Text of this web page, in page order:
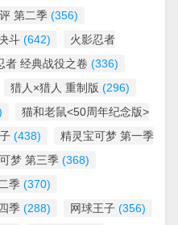
第二季 (356)
斗 (642)
火影忍者
者 经典战役之卷 (336)
猎人×猎人 重制版 (296)
猫和老鼠<50周年纪念版>
(438)
精灵宝可梦 第一季
梦 第三季 (368)
季 (370)
季 (288) 网球王子 (356)